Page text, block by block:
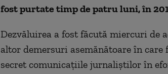
fost purtate timp de patru luni, în
Dezvăluirea a fost făcută miercuri de
altor demersuri asemănătoare în
secret comunicațiile jurnaliștilor în